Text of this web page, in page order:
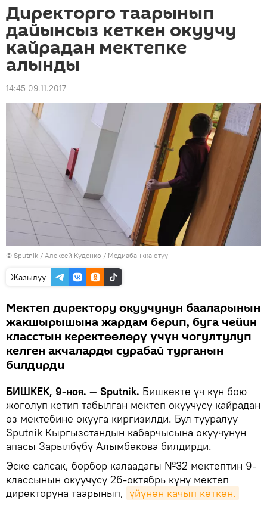
Директорго таарынып
дайынсыз кеткен окуучу
кайрадан мектепке
алынды
14:45 09.11.2017
© Sputnik / Алексей Куденко / Медиабанкка өтүү
Жазылуу
Мектеп директору окуучунун бааларынын
жакшырышына жардам берип, буга чейин
класстын керектөөлөрү үчүн чогултулуп
келген акчаларды сурабай турганын
билдирди
БИШКЕК, 9-ноя. — Sputnik. Бишкекте үч күн бою
жоголуп кетип табылган мектеп окуучусу кайрадан
өз мектебине окууга киргизилди. Бул тууралуу
Sputnik Кыргызстандын кабарчысына окуучунун
апасы Зарылбүбү Алымбекова билдирди.
Эске салсак, борбор калаадагы №32 мектептин 9-
классынын окуучусу 26-октябрь күнү мектеп
директоруна таарынып, үйүнөн качып кеткен.